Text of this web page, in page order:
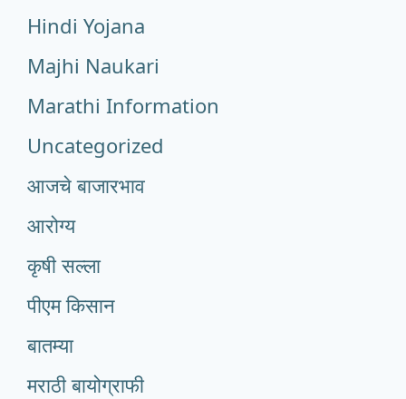
Hindi Yojana
Majhi Naukari
Marathi Information
Uncategorized
आजचे बाजारभाव
आरोग्य
कृषी सल्ला
पीएम किसान
बातम्या
मराठी बायोग्राफी